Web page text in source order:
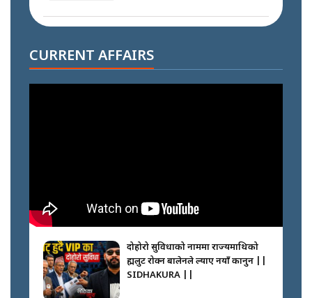
सल्किएको आगो निभाउनेहरू ||
SIDHAKURA || THE REPORTER
कप्तानगञ्जपछि मधेसमा के हुँदैछ ?
आगो निभाउने कि तेल थप्ने ? WHATS
HAPPENING IN MADHESH ? ||
CURRENT AFFAIRS
दोहोरो सुविधाको नाममा राज्यमाथिको
ब्रह्मलुट रोक्न बालेनले ल्याए नयाँ कानुन ||
SIDHAKURA ||